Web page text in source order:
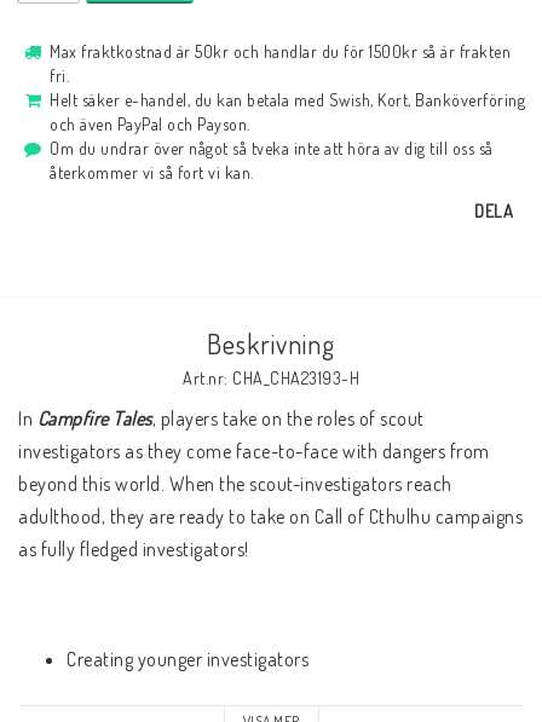
Max fraktkostnad är 50kr och handlar du för 1500kr så är frakten
fri.
Helt säker e-handel, du kan betala med Swish, Kort, Banköverföring
och även PayPal och Payson.
Om du undrar över något så tveka inte att höra av dig till oss så
återkommer vi så fort vi kan.
DELA
Beskrivning
Art.nr: CHA_CHA23193-H
In Campfire Tales, players take on the roles of scout
investigators as they come face-to-face with dangers from
beyond this world. When the scout-investigators reach
adulthood, they are ready to take on Call of Cthulhu campaigns
as fully fledged investigators!
Creating younger investigators